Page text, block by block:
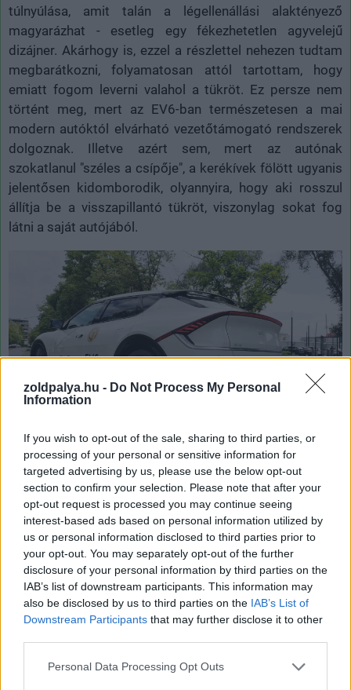
zoldpalya.hu - Do Not Process My Personal
Information
If you wish to opt-out of the sale, sharing to third parties, or
processing of your personal or sensitive information for
targeted advertising by us, please use the below opt-out
section to confirm your selection. Please note that after your
opt-out request is processed you may continue seeing
interest-based ads based on personal information utilized by
us or personal information disclosed to third parties prior to
your opt-out. You may separately opt-out of the further
disclosure of your personal information by third parties on the
IAB’s list of downstream participants. This information may
also be disclosed by us to third parties on the IAB’s List of
Downstream Participants that may further disclose it to other
Please note that this website/app uses one or more Google
Personal Data Processing Opt Outs
túlnyúlása, amit talán a légellenállási alaktényező
magyarázhat - esetleg egy fékezhetetlen agyvelejű
dizájner. Akárhogy is, ezzel a részlettel nehezen tudtam
megbarátkozni, folyamatosan attól tartottam, hogy
emiatt fogom leverni valahol a tükröt. Ez persze nem
történt meg, mert az EV6-ban természetesen a mai
modern autóktól elvárható vezetőtámogató rendszerek
dolgoznak. Illetve azért sem, mert az autónak
szokatlanul "széles a csípője", a kerékívek fölött ugyanis
jelentősen kidomborodik, olyannyira, hogy aki rosszul
állítja be a visszapillantó tükröt, viszonylag sokat fog
látni a saját autójából.
Hátulról a leglátványosabb a forma (Fotó: Andersen Dávid)
Hátulról a leglátványosabb a forma (Fotó: Andersen
Dávid)
Szintén egyedi megoldással helyezték el a kilincseket az
ajtókon. Az ajtó síkjába simuló kilincs ugyan nem
újdonság, a Teslán láthattunk már hasonlót, de már
azelőtt is voltak hasonló próbálkozások. Amíg nem kell
használni, addig jól néz ki, de nyitásnál fura, hogy
tulajdonképpen egy rudat kell megmarkolni és azzal
kihúzni az ajtót. Ha tippelnem kéne, arra fogadnék, hogy